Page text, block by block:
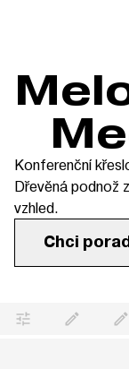
Melody
Konferenční
Dřevěná podnož
vzhled.
Chci